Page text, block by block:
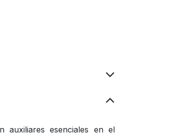
auxiliares esenciales en el